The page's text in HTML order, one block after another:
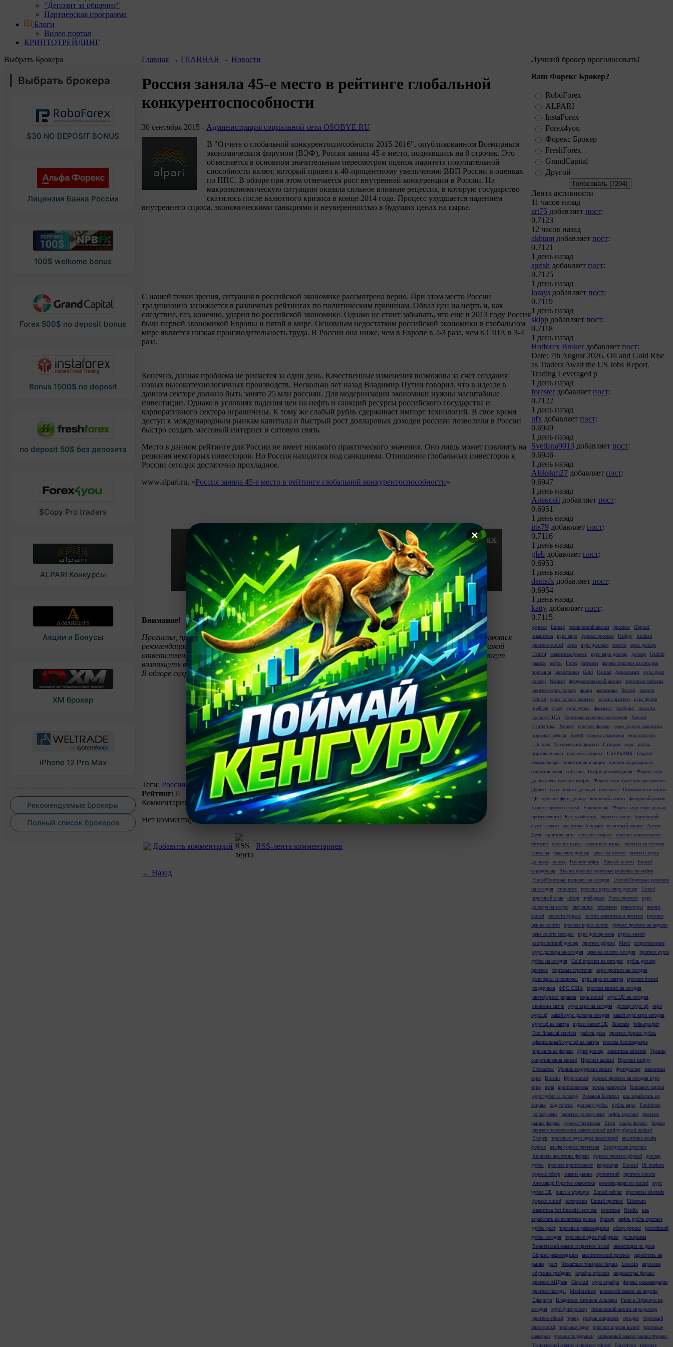
"Депозит за общение"
Партнерская программа
Блоги
Видео портал
КРИПТОТРЕЙДИНГ
Выбрать Брокера
Выбрать брокера
$30 NO DEPOSIT BONUS
Лицензия Банка России
100$ welkome bonus
Forex 500$ no deposit bonus
Bonus 1500$ no deposit
no deposit 50$ без депозита
$Copy Pro traders
ALPARI Конкурсы
Акции и Бонусы
XM брокер
iPhone 12 Pro Max
Рекомендуемые Брокеры
Полный список брокеров
Главная → ГЛАВНАЯ → Новости
Россия заняла 45-е место в рейтинге глобальной
конкурентоспособности
30 сентября 2015 - Администрация социальной сети OSOBYE RU
В "Отчете о глобальной конкурентоспособности 2015-2016", опубликованном Всемирным
экономическим форумом (ВЭФ), Россия заняла 45-е место, поднявшись на 8 строчек. Это
объясняется в основном значительным пересмотром оценок паритета покупательной
способности валют, который привел к 40-процентному увеличению ВВП России в оценках
по ППС. В обзоре при этом отмечается рост внутренней конкуренции в России. На
макроэкономическую ситуацию оказала сильное влияние рецессия, в которую государство
скатилось после валютного кризиса в конце 2014 года. Процесс ухудшается падением
внутреннего спроса, экономическими санкциями и неуверенностью в будущих ценах на сырье.
С нашей точки зрения, ситуация в российской экономике рассмотрена верно. При этом место России
традиционно занижается в различных рейтингах по политическим причинам. Обвал цен на нефть и, как
следствие, газ, конечно, ударил по российской экономике. Однако не стоит забывать, что еще в 2013 году Россия
была первой экономикой Европы и пятой в мире. Основным недостатком российской экономики в глобальном
мире является низкая производительность труда. В России она ниже, чем в Европе в 2-3 раза, чем в США в 3-4
раза.
Конечно, данная проблема не решается за один день. Качественные изменения возможны за счет создания
новых высокотехнологичных производств. Несколько лет назад Владимир Путин говорил, что в идеале в
данном секторе должно быть занято 25 млн россиян. Для модернизации экономики нужны масштабные
инвестиции. Однако в условиях падения цен на нефть и санкций ресурсы российского государства и
корпоративного сектора ограничены. К тому же слабый рубль сдерживает импорт технологий. В свое время
доступ к международным рынкам капитала и быстрый рост долларовых доходов россиян позволили в России
быстро создать массовый интернет и сотовую связь.
Место в данном рейтинге для России не имеет никакого практического значения. Оно лишь может повлиять на
решения некоторых инвесторов. Но Россия находится под санкциями. Отношение глобальных инвесторов к
России сегодня достаточно прохладное.
www.alpari.ru, «Россия заняла 45-е место в рейтинге глобальной конкурентоспособности»
Внимание!
Прогнозы, представленные в обзоре, являются частным мнением автора. Комментарии к ним не являются
рекомендацией к торговле или руководством по работе на финансовых рынках. Альпари не несет никакой
ответственности за возможные прямые или косвенные убытки (или иные виды ущерба), которые могут
возникнуть в случае использования материалов обзора.
В обзоре сохранены авторская пунктуация, орфография и стилистика.
Теги: Россия рейтинг место
Рейтинг: 0 Голосов:0
1010 просмотров
Комментарии (0)
Нет комментариев. Ваш будет первым!
Добавить комментарий RSS-лента комментариев
← Назад
Лучший брокер проголосовать!
Ваш Форекс Брокер?
RoboForex
ALPARI
InstaForex
Forex4you
Форекс Брокер
FreshForex
GrandCapital
Другой
Лента активности
11 часов назад
art75 добавляет пост:
0.7123
12 часов назад
akhtam добавляет пост:
0.7121
1 день назад
sprish добавляет пост:
0.7125
1 день назад
lorays добавляет пост:
0.7119
1 день назад
skipp добавляет пост:
0.7118
1 день назад
Hotforex Broker добавляет пост:
Date: 7th August 2026. Oil and Gold Rise
as Traders Await the US Jobs Report.
Trading Leveraged p
1 день назад
forester добавляет пост:
0.7122
1 день назад
nfx добавляет пост:
0.6949
1 день назад
Svetlana9013 добавляет пост:
0.6946
1 день назад
Alekskm27 добавляет пост:
0.6947
1 день назад
Алексей добавляет пост:
0.6951
1 день назад
iris79 добавляет пост:
0,7116
1 день назад
gleb добавляет пост:
0.6953
1 день назад
denisfx добавляет пост:
0.6954
1 день назад
katty добавляет пост:
0.7115
форекс Eurusd технический анализ прогноз
Gbpusd
аналитика
курс евро форекс прогноз Usdjpy
Audusd
прогноз eurusd
евро курс доллара золото
евро доллар
Usdchf
аналитика форекс курс евро доллар доллар
Usdrub
рынок
нефть Forex биткоин
форекс прогноз на сегодня
торговля
инвестиции Gold Usdcad форексмарт
курс фунт
доллар
Nzdusd фундаментальный анализ
торговые сигналы
прогноз евро доллар
акции экономика Btcusd
валюта
Ethusd
евро доллар прогноз золото прогноз
курс фунта
трейдер
фунт курс рубля финансы трейдинг
новости
доллар США
Торговые решения на сегодня
Xauusd
Статистика
Xrpusd прогноз форекс
евро доллар аналитика
торговая неделя
Sp500 форекс аналитика
евро прогноз
Liteforex
Технический прогноз Газпром курс
рубль
торговые идеи
прогнозы форекс СБЕРБАНК
Gbpusd
рекомендация
инвестиции в акции
уровни поддержки и
сопротивления
события Usdjpy рекомендация
Форекс курс
доллар иена прогноз usdjpy
Форекс курс фунт доллар прогноз
gbpusd
пара индекс доллара прогнозы
Официальные курсы
ЦБ
прогноз фунт доллар волновой анализ
фондовый рынок
форекс прогноз eurusd
Евродоллар
Форекс курс евро доллар
прогнозeurusd
Как заработать прогноз валют
британский
фунт
анализ аналитика Альпари валютный рынок
Артем
Деев
криптовалюта события форекс
прогноз криптовалют
биткоин
прогноз курса аналитика рынка
прогноз на сегодня
сигналы
пара евро доллар цены на золото
прогноз курса
доллара
золоту Uscrude нефть Xauusd золото
Eurusd
евродоллар
Анализ прогноз торговые решения по нефти
EurusdТорговые решения на сегодня
UscrudeТорговые решения
на сегодня
стоп-лосс прогноз курса евро доллар
Ltcusd
торговый план
обзор трейдерам Forex прогноз
курс
доллара на завтра
инфляция теханализ инвесторы
анализ
eurusd
новости форекс золото аналитика и прогноз
прогноз
цен на золото
прогноз курса золота
форекс прогноз на неделю
цена золота сегодня
курс доллар иена
курсы валют
австралийский доллар
прогноз gbpusd Macd
сопротивление
курс доллара на сегодня
цена на золото сегодня
прогноз курса
рубля на сегодня
Gold прогноз на сегодня
рубль доллар
прогноз
торговые стратегии
евро прогноз на сегодня
фьючерсы и опционы
курс евро на завтра
прогноз btcusd
поддержка
ФРС США
прогноз eurusd на сегодня
инстафорекс украина
пара eurusd
курс ЦБ на сегодня
японские свечи
курс евро на сегодня доллар курс цб
евро
курс цб
какой курс доллара сегодня
какой курс евро сегодня
курс цб на завтра
курсы валют ЦБ Teletrade
тейк-профит
Fort financial services
работа дома
прогноз форекс рубль
официальный курс цб на завтра
полосы боллинджера
торговля на форекс
фунт доллар аналитика teletrade
Уровни
сопротивления eurusd
Прогноз audusd
Прогноз usdjpy
Стохастик
Уровни поддержка eurusd фунтдоллар
аналитика
евро
Bitcoin Курс eurusd
форекс прогноз на сегодня курс
евро
иена криптовалюты точка разворота
Romanov capital
курс рубля к доллару
Романов Капитал
как заработать на
акциях
ход торгов доллару рубль рубль евро
Freshforex
доллар иена
прогноз доллар иена нефть прогноз
прогноз
рынка форекс
форекс прогнозы Brent альфа форекс
биржа
прогноз технический анализ eurusd usdjpy gbpusd audusd
Fxopen
торговые идеи идеи инвестиций
аналитика альфа
форекс
альфа форекс прогнозы
Евродоллар прогноз
Amarkets аналитика форекс
форекс прогноз gbpusd
доллар
рубль
прогноз криптовалют коррекция Eur-usd
Ifc markets
форекс обзор
анализ рынка артемгелий
прогноз золота
Александр Горячев аналитика
рекомендации по eurusd
курс
рубля ЦБ
рипл и эфириум Eurusd сейчас
прогнозы teletrade
форекс eurusd
котировки Eurusd прогноз
Ethereum
аналитика fort financial services
политика Nordfx
как
заработать на валютном рынке
брокер
нефть рубль прогноз
рубль рост
торговые рекомендации обзор форекс
российский
рубль сегодня
торговые идеи трейдерам
доллариена
Технический анализ и прогноз ltcusd
инвестиции из дома
Gbpusd рекомендации
аналитический прогноз
заработать на
рынке
рост Чикагская товарная биржа Litecoin
еврозона
обучение трейдинг
серебро прогноз
индикаторы форекс
прогноз АНДеев
Gbp-usd курс серебра
форекс рекомендации
прогноз погоды
Maximarkets
волновой анализ на неделю
Эфириум
Владислав Антонов Альпари
Рипл и Эфириум на
сегодня
курс фунтдоллар
технический анализ евродоллар
прогноз ethusd
тренд график опционов сегодня
торговый
план eurusd
торговая идея прогноз курсов валют
торговые
сценарии
уровни поддержки
опционный анализ рынка Форекс
Технический анализ и прогноз ethusd
Forex4you прогноз
✕